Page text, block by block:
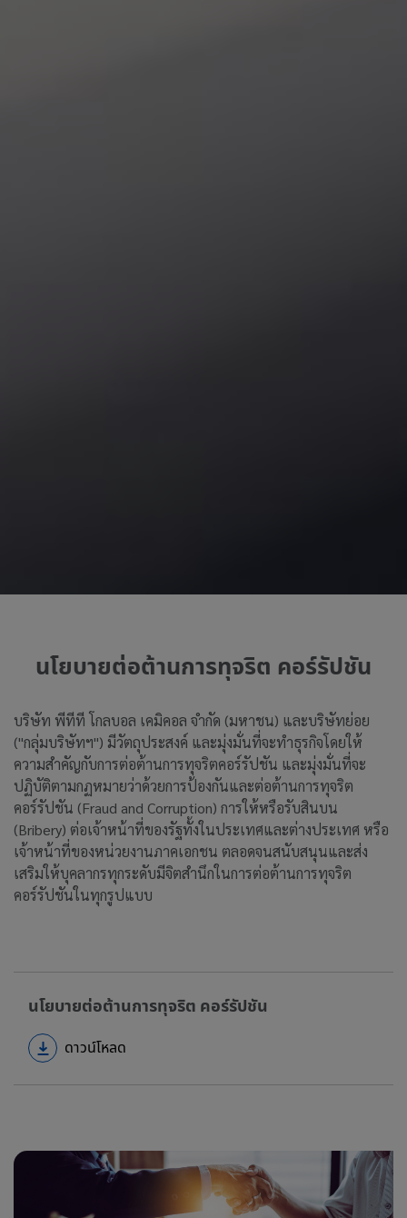
นโยบายต่อต้านการทุจริต คอร์รัปชัน
บริษัท พีทีที โกลบอล เคมิคอล จำกัด (มหาชน) และบริษัทย่อย
("กลุ่มบริษัทฯ") มีวัตถุประสงค์ และมุ่งมั่นที่จะทำธุรกิจโดยให้
ความสำคัญกับการต่อต้านการทุจริตคอร์รัปชัน และมุ่งมั่นที่จะ
ปฏิบัติตามกฏหมายว่าด้วยการป้องกันและต่อต้านการทุจริต
คอร์รัปชัน (Fraud and Corruption) การให้หรือรับสินบน
(Bribery) ต่อเจ้าหน้าที่ของรัฐทั้งในประเทศและต่างประเทศ หรือ
เจ้าหน้าที่ของหน่วยงานภาคเอกชน ตลอดจนสนับสนุนและส่ง
เสริมให้บุคลากรทุกระดับมีจิตสำนึกในการต่อต้านการทุจริต
คอร์รัปชันในทุกรูปแบบ
นโยบายต่อต้านการทุจริต คอร์รัปชัน
ดาวน์โหลด